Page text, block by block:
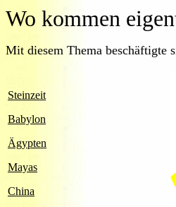
Wo kommen
Mit diesem Thema beschäftigte
Steinzeit
Babylon
Ägypten
Mayas
China